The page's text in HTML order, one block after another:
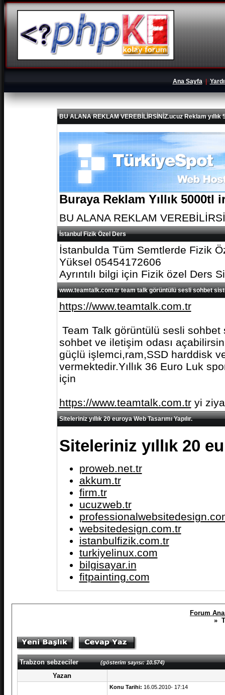
Ana Sayfa|
BU ALANA REKLAM VEREBİLİRSİNİZ.ucuz Reklam yıllık
Buraya Reklam Yıllık
BU ALANA REKLAM
İstanbul Fizik Özel Ders
İstanbulda Tüm Semtlerde Fizik
Yüksel 05454172606
Ayrıntılı bilgi için Fizik özel Ders
www.teamtalk.com.tr team talk görüntülü sesli sohbet
https://www.teamtalk.com.tr
Team Talk görüntülü sesli
sohbet ve iletişim odası
güçlü işlemci,ram,SSD harddisk
vermektedir.Yıllık 36 Euro Luk
için
https://www.teamtalk.com.tryi
Siteleriniz yıllık 20 euroya Web Tasarımı Yapılır.
Siteleriniz yıllık 20
proweb.net.tr
akkum.tr
firm.tr
ucuzweb.tr
websitedesign.com.tr
istanbulfizik.com.tr
turkiyelinux.com
bilgisayar.in
fitpainting.com
Forum
»
Trabzon sebzeciler(gösterim sayısı: 10.574)
Yazan
Konu Tarihi: 16.05.2010- 17:14